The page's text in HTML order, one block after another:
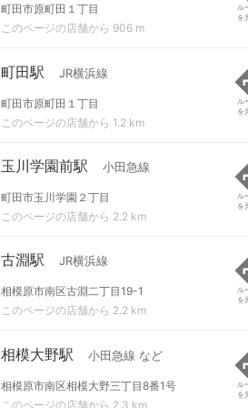
町田市原町田１丁目
このページの店舗から 906 m
ル
を
町田駅 JR横浜線
町田市原町田１丁目
このページの店舗から 1.2 km
ル
を
玉川学園前駅 小田急線
町田市玉川学園２丁目
このページの店舗から 2.2 km
ル
を
古淵駅 JR横浜線
相模原市南区古淵二丁目19-1
このページの店舗から 2.2 km
ル
を
相模大野駅 小田急線 など
相模原市南区相模大野三丁目8番1号
このページの店舗から 2.3 km
ル
を